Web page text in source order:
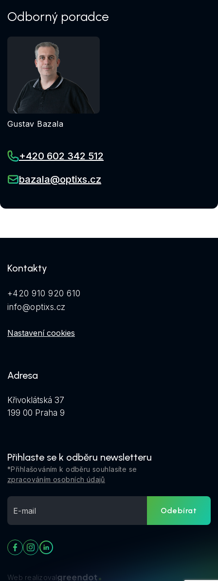
Odborný poradce
Gustav Bazala
+420 602 342 512
bazala@optixs.cz
Kontakty
+420 910 920 610
info@optixs.cz
Nastavení cookies
Adresa
Křivoklátská 37
199 00 Praha 9
Přihlaste se k odběru newsletteru
*Přihlašováním k odběru souhlasíte se
zpracováním osobních údajů
Odebírat
Web realizoval